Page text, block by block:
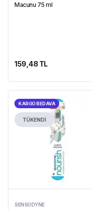
Macunu 75 ml
159,48 TL
KARGO BEDAVA
TÜKENDİ
SENSODYNE